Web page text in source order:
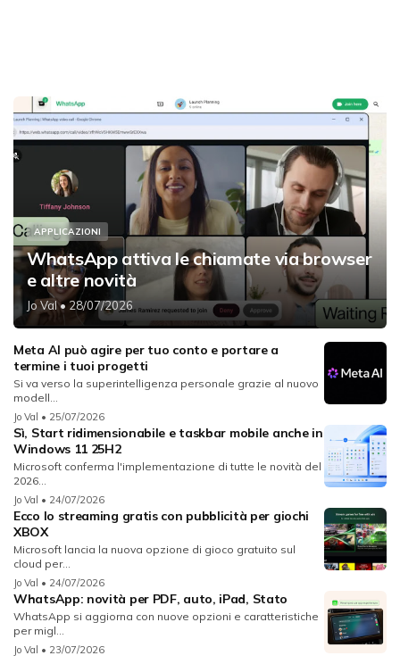
APPLICAZIONI
WhatsApp attiva le chiamate via browser
e altre novità
Jo Val• 28/07/2026
Meta AI può agire per tuo conto e portare a
termine i tuoi progetti
Si va verso la superintelligenza personale grazie al nuovo
modell...
Jo Val • 25/07/2026
Sì, Start ridimensionabile e taskbar mobile anche in
Windows 11 25H2
Microsoft conferma l'implementazione di tutte le novità del
2026...
Jo Val • 24/07/2026
Ecco lo streaming gratis con pubblicità per giochi
XBOX
Microsoft lancia la nuova opzione di gioco gratuito sul
cloud per...
Jo Val • 24/07/2026
WhatsApp: novità per PDF, auto, iPad, Stato
WhatsApp si aggiorna con nuove opzioni e caratteristiche
per migl...
Jo Val • 23/07/2026